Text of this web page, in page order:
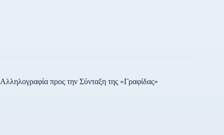
Αλληλογραφία προς την Σύνταξη της «Γραφίδας»